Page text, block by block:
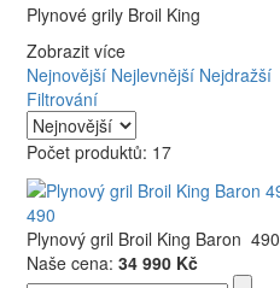
Plynové grily Broil King
Zobrazit více
Nejnovější Nejlevnější Nejdražší
Filtrování
Počet produktů: 17
490
Plynový gril Broil King Baron 490
Naše cena: 34 990 Kč